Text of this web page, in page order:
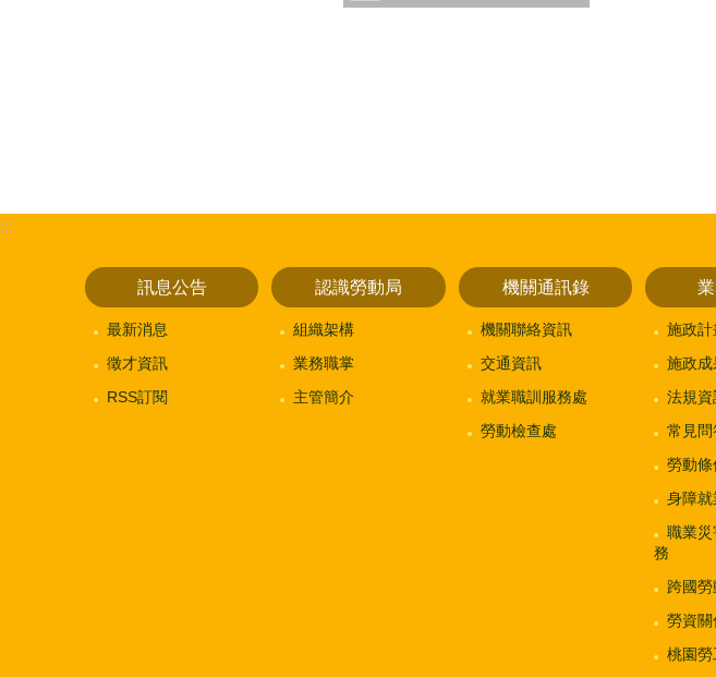
:::
訊息公告
最新消息
徵才資訊
RSS訂閱
認識勞動局
組織架構
業務職掌
主管簡介
機關通訊錄
機關聯絡資訊
交通資訊
就業職訓服務處
勞動檢查處
施政計
施政成
法規資
常見問
勞動條
身障就
職業
務
跨國
勞資關
桃園